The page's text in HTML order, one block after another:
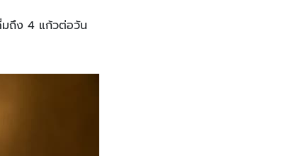
มถึง 4 แก้วต่อวัน